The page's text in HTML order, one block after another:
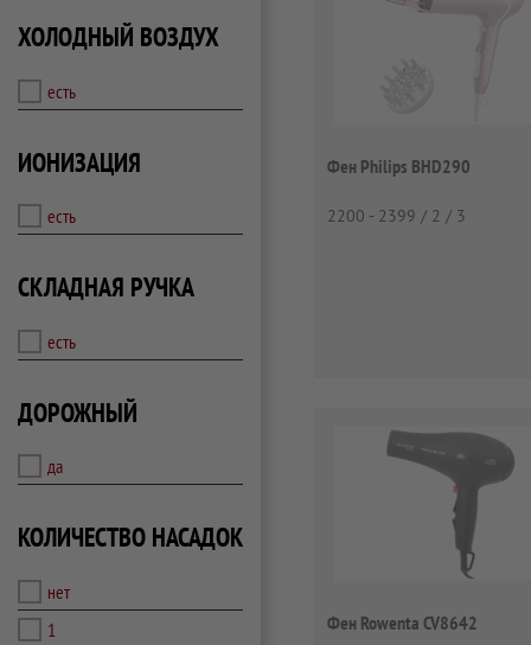
ХОЛОДНЫЙ ВОЗДУХ
есть
ИОНИЗАЦИЯ
есть
СКЛАДНАЯ РУЧКА
есть
ДОРОЖНЫЙ
да
КОЛИЧЕСТВО НАСАДОК
нет
1
Фен Philips BHD290
2200 - 2399 / 2 / 3
Фен Rowenta CV8642